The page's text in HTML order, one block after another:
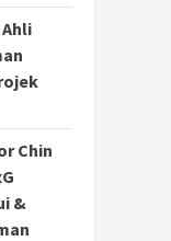
Ahli
Chin
&